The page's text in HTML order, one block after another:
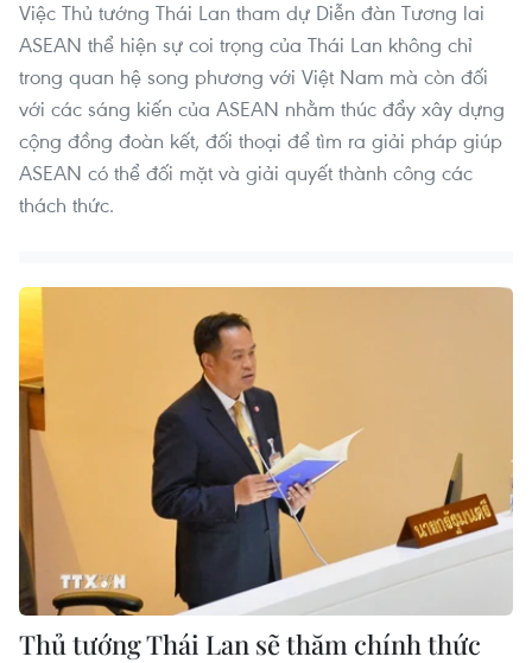
Việc Thủ tướng Thái Lan tham dự Diễn đàn Tương lai
ASEAN thể hiện sự coi trọng của Thái Lan không chỉ
trong quan hệ song phương với Việt Nam mà còn đối
với các sáng kiến của ASEAN nhằm thúc đẩy xây dựng
cộng đồng đoàn kết, đối thoại để tìm ra giải pháp giúp
ASEAN có thể đối mặt và giải quyết thành công các
thách thức.
Thủ tướng Thái Lan sẽ thăm chính thức